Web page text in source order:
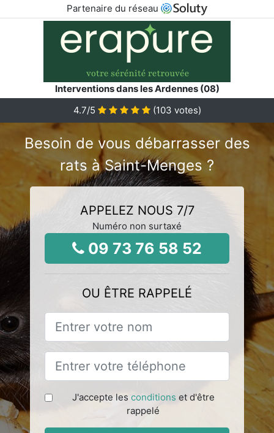
Partenaire du réseau
Interventions dans les Ardennes (08)
4.7/5 (103 votes)
Besoin de vous débarrasser des
rats à Saint-Menges ?
APPELEZ NOUS 7/7
Numéro non surtaxé
09 73 76 58 52
OU ÊTRE RAPPELÉ
J'accepte les conditions et d'être
rappelé